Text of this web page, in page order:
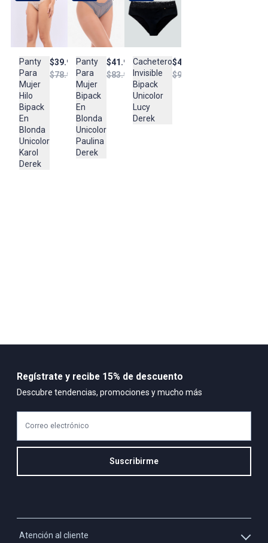
Cuidado y Lavado
Lavar a mano
Use agua fria
No use blanqueador
Seque a la sombra
No retuerza
No use plancha
Composición:
87% POLIAMIDA
13% ELASTANO
Panty
Para
Mujer
Hilo
Bipack
En
Blonda
Unicolor
Karol
Derek
$39.950
$78.950
Panty
Para
Mujer
Bipack
En
Blonda
Unicolor
Paulina
Derek
$41.950
$83.950
Cachetero
Invisible
Bipack
Unicolor
Lucy
Derek
$48.950
$96.950
Atención al cliente
Regístrate y recibe 15% de descuento
Descubre tendencias, promociones y mucho más
Correo electrónico
Suscribirme